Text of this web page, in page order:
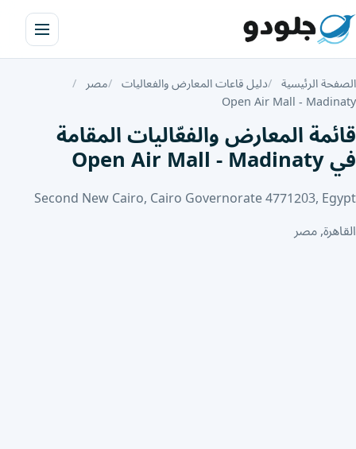
الصفحة الرئيسية دليل قاعات المعارض والفعاليات مصر
Open Air Mall - Madinaty
قائمة المعارض والفعّاليات المقامة
في Open Air Mall - Madinaty
Second New Cairo, Cairo Governorate 4771203, Egypt
القاهرة, مصر